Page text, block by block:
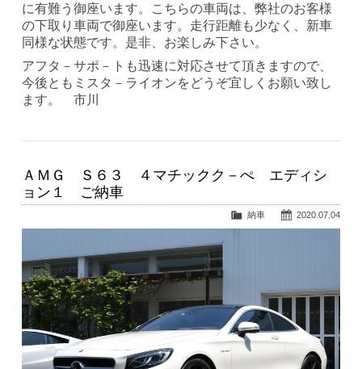
に有難う御座います。こちらの車両は、弊社のお客様
の下取り車両で御座います。走行距離も少なく、新車
同様な状態です。是非、お楽しみ下さい。
アフタ－サポ－トも迅速に対応させて頂きますので、
今後ともミスタ－ライオンをどうぞ宜しくお願い致し
ます。 市川
ＡＭＧ Ｓ６３ ４マチックク－ぺ エディシ
ョン１ ご納車
2020.07.04
納車